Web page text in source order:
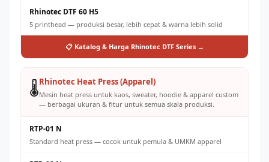
Rhinotec DTF 60 H5
5 printhead — produksi besar, lebih cepat & warna lebih solid
📋 Katalog & Harga Rhinotec DTF Series →
🌡️Rhinotec Heat Press (Apparel)
Mesin heat press untuk kaos, sweater, hoodie & apparel custom
— berbagai ukuran & fitur untuk semua skala produksi.
RTP-01 N
Standard heat press — cocok untuk pemula & UMKM apparel